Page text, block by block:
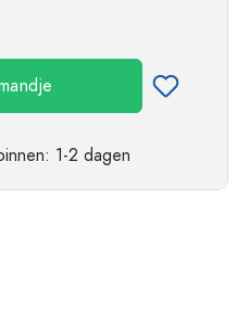
1-2 dagen